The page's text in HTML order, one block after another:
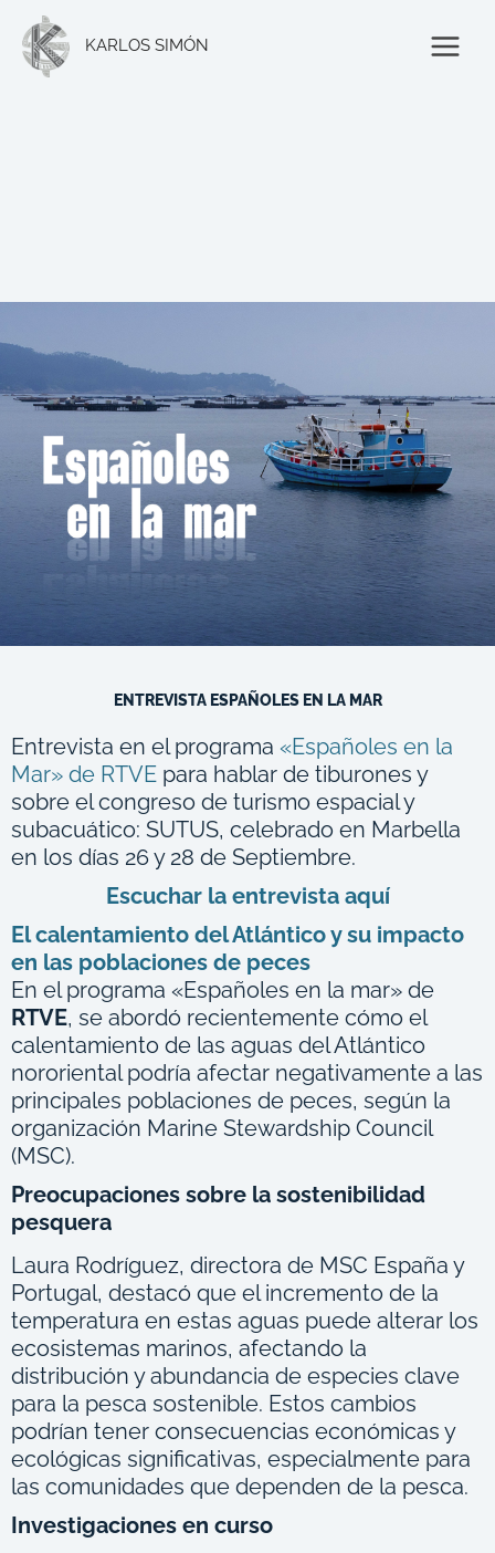
contenido
KARLOS SIMÓN
ENTREVISTA ESPAÑOLES EN LA MAR
Entrevista en el programa «Españoles en la
Mar» de RTVE para hablar de tiburones y
sobre el congreso de turismo espacial y
subacuático: SUTUS, celebrado en Marbella
en los días 26 y 28 de Septiembre.
Escuchar la entrevista aquí
El calentamiento del Atlántico y su impacto
en las poblaciones de peces
En el programa «Españoles en la mar» de
RTVE, se abordó recientemente cómo el
calentamiento de las aguas del Atlántico
nororiental podría afectar negativamente a las
principales poblaciones de peces, según la
organización Marine Stewardship Council
(MSC).
Preocupaciones sobre la sostenibilidad
pesquera
Laura Rodríguez, directora de MSC España y
Portugal, destacó que el incremento de la
temperatura en estas aguas puede alterar los
ecosistemas marinos, afectando la
distribución y abundancia de especies clave
para la pesca sostenible. Estos cambios
podrían tener consecuencias económicas y
ecológicas significativas, especialmente para
las comunidades que dependen de la pesca.
Investigaciones en curso